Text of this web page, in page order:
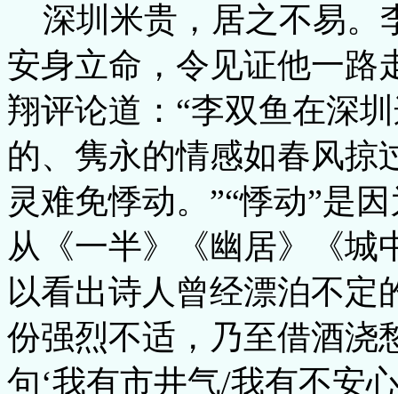
深圳米贵，居之不易。
安身立命，令见证他一路
翔评论道：“李双鱼在深
的、隽永的情感如春风掠
灵难免悸动。”“悸动”是
从《一半》《幽居》《城
以看出诗人曾经漂泊不定
份强烈不适，乃至借酒浇
句‘我有市井气/我有不安